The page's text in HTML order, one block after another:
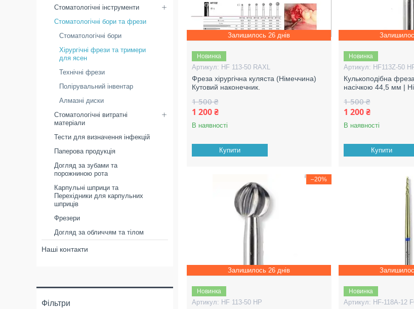
Залишилось 26 днів
Новинка
HF 113-50 RAXL
Фреза хірургічна куляста (Німеччина)
Кутовий наконечник.
1 500 ₴
1 200 ₴
В наявності
Купити
Новинка
HF113Z-50
Кулькоподібна
насічкою 44,5 мм |
1 500 ₴
1 200 ₴
В наявності
Купити
–20%
Залишилось 26 днів
Новинка
HF 113-50 НР
Новинка
HF-118A-12
Стоматологічні інструменти
Стоматологічні бори та фрези
Стоматологічні бори
Хірургічні фрези та тримери
для ясен
Технічні фрези
Полірувальний інвентар
Алмазні диски
Стоматологічні витратні
матеріали
Тести для визначення інфекцій
Паперова продукція
Догляд за зубами та
порожниною рота
Карпульні шприци та
Перехідники для карпульних
шприців
Фрезери
Догляд за обличчям та тілом
Наші контакти
Фільтри